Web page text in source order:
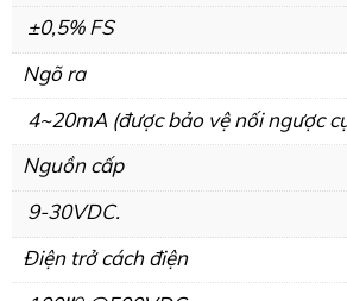
±0,5% FS
Ngõ ra
4~20mA (được bảo vệ nối ngược
Nguồn cấp
9-30VDC.
Điện trở cách điện